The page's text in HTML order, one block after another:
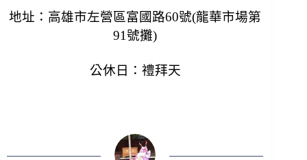
地址：高雄市左營區富國路60號(龍華市場第
91號攤)
公休日：禮拜天